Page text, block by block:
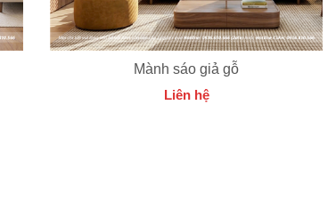
Mành sáo giả gỗ
Liên hệ